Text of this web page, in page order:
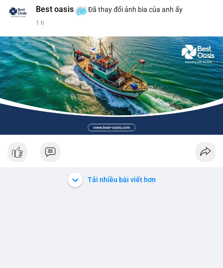
Best oasis Đã thay đổi ảnh bìa của anh ấy
1 h
Tải nhiều bài viết hơn